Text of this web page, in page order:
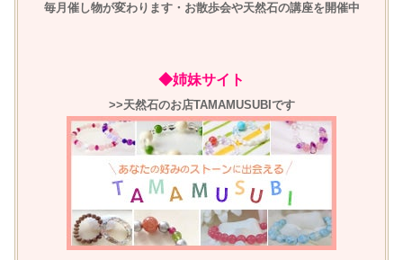
毎月催し物が変わります・お散歩会や天然石の講座を開催中
◆姉妹サイト
>>天然石のお店TAMAMUSUBIです